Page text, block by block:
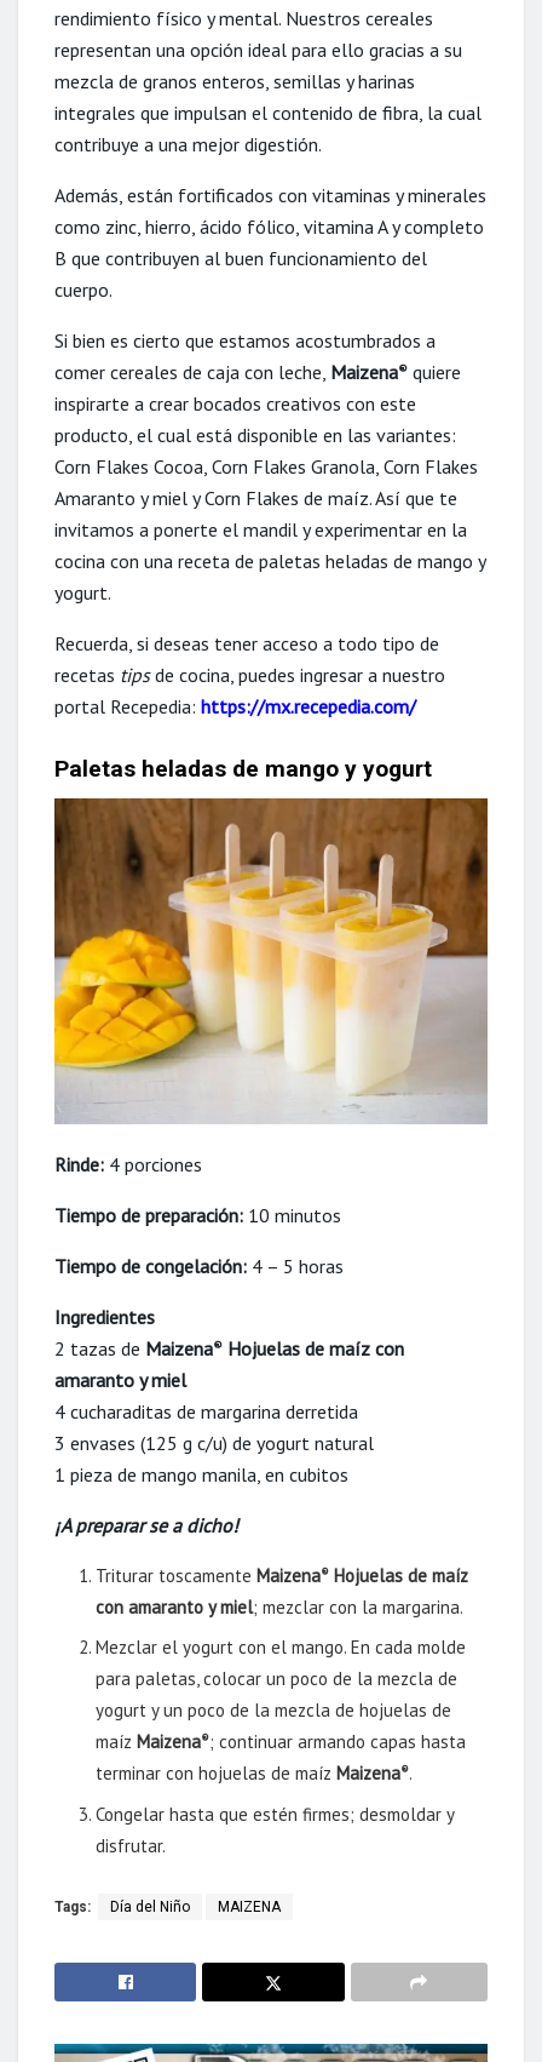
rendimiento físico y mental. Nuestros cereales
representan una opción ideal para ello gracias a su
mezcla de granos enteros, semillas y harinas
integrales que impulsan el contenido de fibra, la cual
contribuye a una mejor digestión.
Además, están fortificados con vitaminas y minerales
como zinc, hierro, ácido fólico, vitamina A y completo
B que contribuyen al buen funcionamiento del
cuerpo.
Si bien es cierto que estamos acostumbrados a
comer cereales de caja con leche, Maizena® quiere
inspirarte a crear bocados creativos con este
producto, el cual está disponible en las variantes:
Corn Flakes Cocoa, Corn Flakes Granola, Corn Flakes
Amaranto y miel y Corn Flakes de maíz. Así que te
invitamos a ponerte el mandil y experimentar en la
cocina con una receta de paletas heladas de mango y
yogurt.
Recuerda, si deseas tener acceso a todo tipo de
recetas tipsde cocina, puedes ingresar a nuestro
portal Recepedia: https://mx.recepedia.com/
Paletas heladas de mango y yogurt
Rinde: 4 porciones
Tiempo de preparación: 10 minutos
Tiempo de congelación: 4 – 5 horas
Ingredientes
2 tazas de Maizena® Hojuelas de maíz con
amaranto y miel
4 cucharaditas de margarina derretida
3 envases (125 g c/u) de yogurt natural
1 pieza de mango manila, en cubitos
¡A preparar se a dicho!
Triturar toscamenteMaizena® Hojuelas de maíz
con amaranto y miel; mezclar con la margarina.
Mezclar el yogurt con el mango. En cada molde
para paletas, colocar un poco de la mezcla de
yogurt y un poco de la mezcla de hojuelas de
maízMaizena®; continuar armando capas hasta
terminar con hojuelas de maízMaizena®.
Congelar hasta que estén firmes; desmoldar y
disfrutar.
Tags: Día del Niño MAIZENA